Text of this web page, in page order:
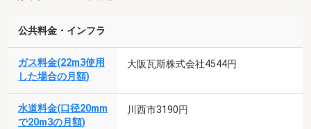
公共料金・インフラ
ガス料金(22m3使用
した場合の月額)
大阪瓦斯株式会社4544円
水道料金(口径20mm
で20m3の月額)
川西市3190円